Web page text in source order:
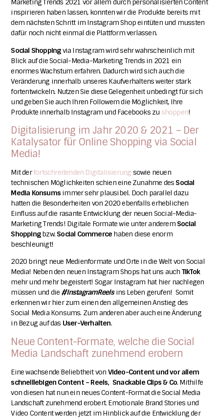
Marketing Trends 2021 vor allem durch personalisierten Content
inspirieren haben lassen, konnten wir die Produkte bereits mit
dem nächsten Schritt im Instagram Shop eintüten und mussten
dafür noch nicht einmal die Plattform verlassen.
Social Shoppingvia Instagram wird sehr wahrscheinlich mit
Blick auf die Social-Media-Marketing Trends in 2021 ein
enormes Wachstum erfahren. Dadurch wird sich auch die
Veränderung innerhalb unseres Kaufverhaltens weiter stark
fortentwickeln. Nutzen Sie diese Gelegenheit unbedingt für sich
und geben Sie auch Ihren Followern die Möglichkeit, Ihre
Produkte innerhalb Instagram und Facebooks zu shoppen!
Digitalisierung im Jahr 2020 & 2021 – Der
Katalysator für Online Shopping via Social
Media!
Mit derfortschreitenden Digitalisierung sowie neuen
technischen Möglichkeiten schien eine Zunahme des Social
Media Konsums immer sehr plausibel. Doch parallel dazu
hatten die Besonderheiten von 2020 ebenfalls erheblichen
Einfluss auf die rasante Entwicklung der neuen Social-Media-
Marketing Trends! Digitale Formate wie unter anderemSocial
Shoppingbzw. Social Commerce haben diese enorm
beschleunigt!
2020 bringt neue Medienformate und Orte in die Welt von Social
Media! Neben den neuen Instagram Shops hat uns auch TikTok
mehr und mehr begeistert! Sogar Instagram hat hier nachlegen
müssen und die #InstagramReelsins Leben gerufen! Somit
erkennen wir hier zum einen den allgemeinen Anstieg des
Social Media Konsums. Zum anderen aber auch eine Änderung
in Bezug auf das User-Verhalten.
Neue Content-Formate, welche die Social
Media Landschaft zunehmend erobern
Eine wachsende Beliebtheit von Video-Content und vor allem
schnelllebigen Content – Reels, Snackable Clips & Co. Mithilfe
von diesen hatnun ein neues Content-Format die Social Media
Landschaft zunehmend erobert. Emotionale Brand Stories und
Video Content werden jetzt im Hinblick auf die Entwicklung der